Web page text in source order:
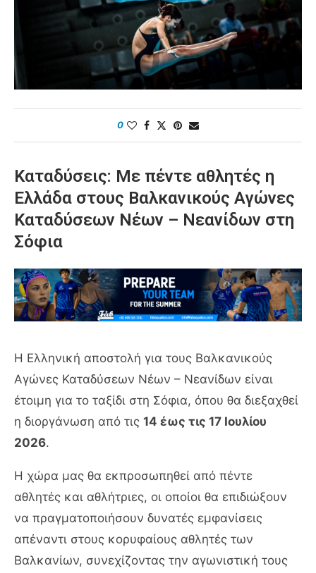
0
Καταδύσεις: Με πέντε αθλητές η
Ελλάδα στους Βαλκανικούς Αγώνες
Καταδύσεων Νέων – Νεανίδων στη
Σόφια
Η Ελληνική αποστολή για τους Βαλκανικούς
Αγώνες Καταδύσεων Νέων – Νεανίδων είναι
έτοιμη για το ταξίδι στη Σόφια, όπου θα διεξαχθεί
η διοργάνωση από τις 14 έως τις 17 Ιουλίου
2026.
Η χώρα μας θα εκπροσωπηθεί από πέντε
αθλητές και αθλήτριες, οι οποίοι θα επιδιώξουν
να πραγματοποιήσουν δυνατές εμφανίσεις
απέναντι στους κορυφαίους αθλητές των
Βαλκανίων, συνεχίζοντας την αγωνιστική τους